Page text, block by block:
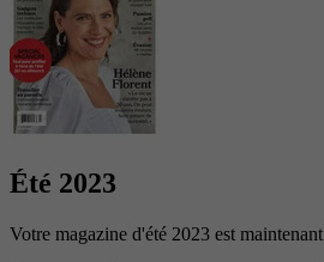
Été 2023
Votre magazine d'été 2023 est